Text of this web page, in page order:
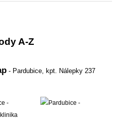
A-Z
- Pardubice, kpt. Nálepky 237